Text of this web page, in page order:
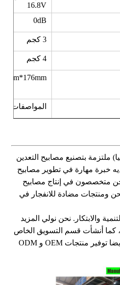
16.8V
0dB
3 كجم
4 كجم
المواصفات
ملتزمة بتصنيع مصابيح التعدين
خبرة مهارة في تطوير مصابيح
متخصصون في إنتاج مصابيح
ومنتجات مضادة للانفجار في
والابتكار. نحن نولي المزيد
كما أنشأت قسم التسويق الخاص
بنا للشركات الأجنبية.يمكننا أيضا توفير منتجات OEM و ODM